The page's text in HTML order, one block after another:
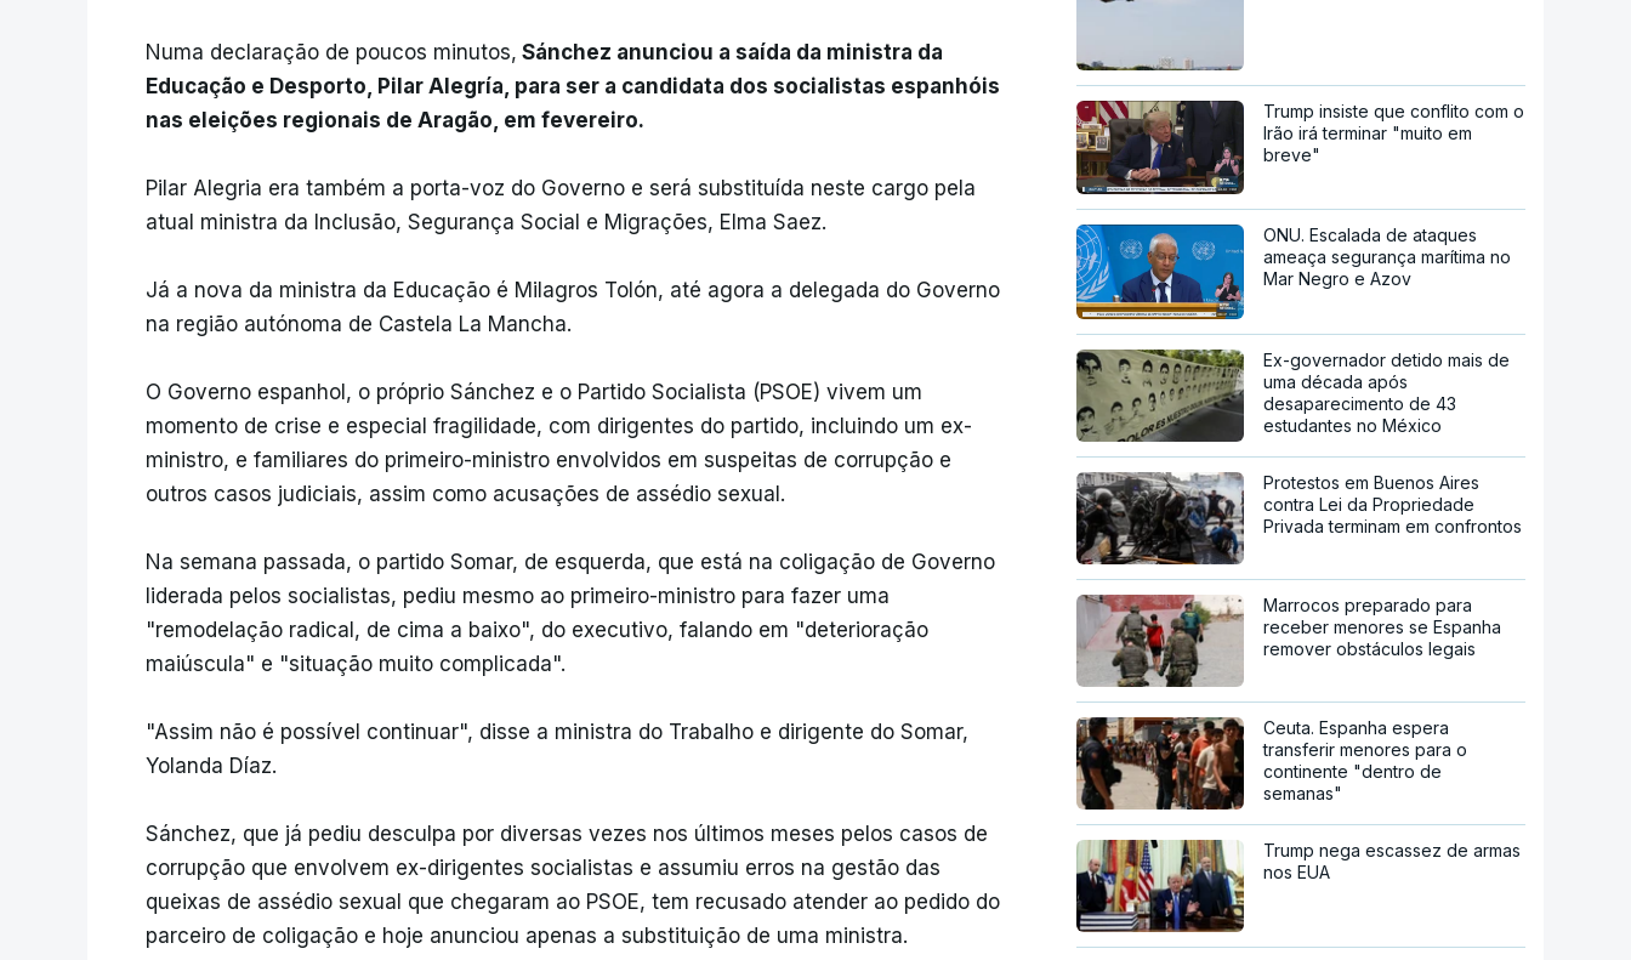
Numa declaração de poucos minutos, Sánchez anunciou a saída da ministra da
Educação e Desporto, Pilar Alegría, para ser a candidata dos socialistas espanhóis
nas eleições regionais de Aragão, em fevereiro.
Pilar Alegria era também a porta-voz do Governo e será substituída neste cargo pela
atual ministra da Inclusão, Segurança Social e Migrações, Elma Saez.
Já a nova da ministra da Educação é Milagros Tolón, até agora a delegada do Governo
na região autónoma de Castela La Mancha.
O Governo espanhol, o próprio Sánchez e o Partido Socialista (PSOE) vivem um
momento de crise e especial fragilidade, com dirigentes do partido, incluindo um ex-
ministro, e familiares do primeiro-ministro envolvidos em suspeitas de corrupção e
outros casos judiciais, assim como acusações de assédio sexual.
Na semana passada, o partido Somar, de esquerda, que está na coligação de Governo
liderada pelos socialistas, pediu mesmo ao primeiro-ministro para fazer uma
"remodelação radical, de cima a baixo", do executivo, falando em "deterioração
maiúscula" e "situação muito complicada".
"Assim não é possível continuar", disse a ministra do Trabalho e dirigente do Somar,
Yolanda Díaz.
Sánchez, que já pediu desculpa por diversas vezes nos últimos meses pelos casos de
corrupção que envolvem ex-dirigentes socialistas e assumiu erros na gestão das
queixas de assédio sexual que chegaram ao PSOE, tem recusado atender ao pedido do
parceiro de coligação e hoje anunciou apenas a substituição de uma ministra.
Trump insiste que conflito com o
Irão irá terminar "muito em
breve"
ONU. Escalada de ataques
ameaça segurança marítima no
Mar Negro e Azov
Ex-governador detido mais de
uma década após
desaparecimento de 43
estudantes no México
Protestos em Buenos Aires
contra Lei da Propriedade
Privada terminam em confrontos
Marrocos preparado para
receber menores se Espanha
remover obstáculos legais
Ceuta. Espanha espera
transferir menores para o
continente "dentro de
semanas"
Trump nega escassez de armas
nos EUA